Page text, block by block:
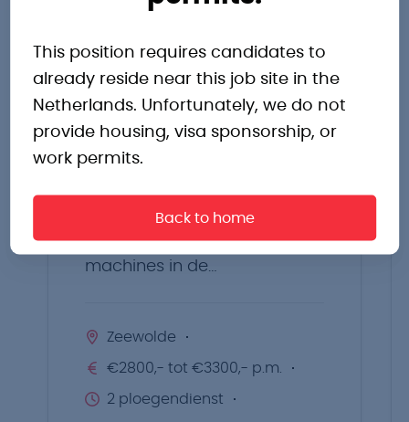
This position requires candidates to
already reside near this job site in the
Netherlands. Unfortunately, we do not
provide housing, visa sponsorship, or
work permits.
Back to home
Start een nieuwe uitdaging
en werk met moderne
machines in de
Zeewolde
€2800,- tot €3300,- p.m.
2 ploegendienst